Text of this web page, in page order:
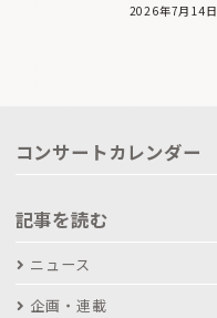
2026年7月14日
コンサートカレンダー
記事を読む
ニュース
企画・連載